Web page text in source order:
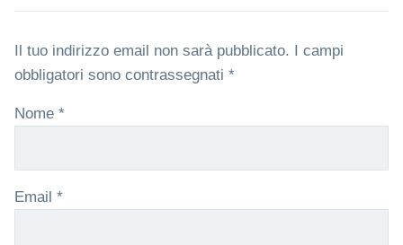
Il tuo indirizzo email non sarà pubblicato.
I campi
obbligatori sono contrassegnati *
Nome *
Email *